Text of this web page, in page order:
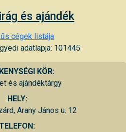
és ajándék
cégek listája
adatlapja: 101445
KÖR:
és ajándéktárgy
HELY:
Arany János u. 12